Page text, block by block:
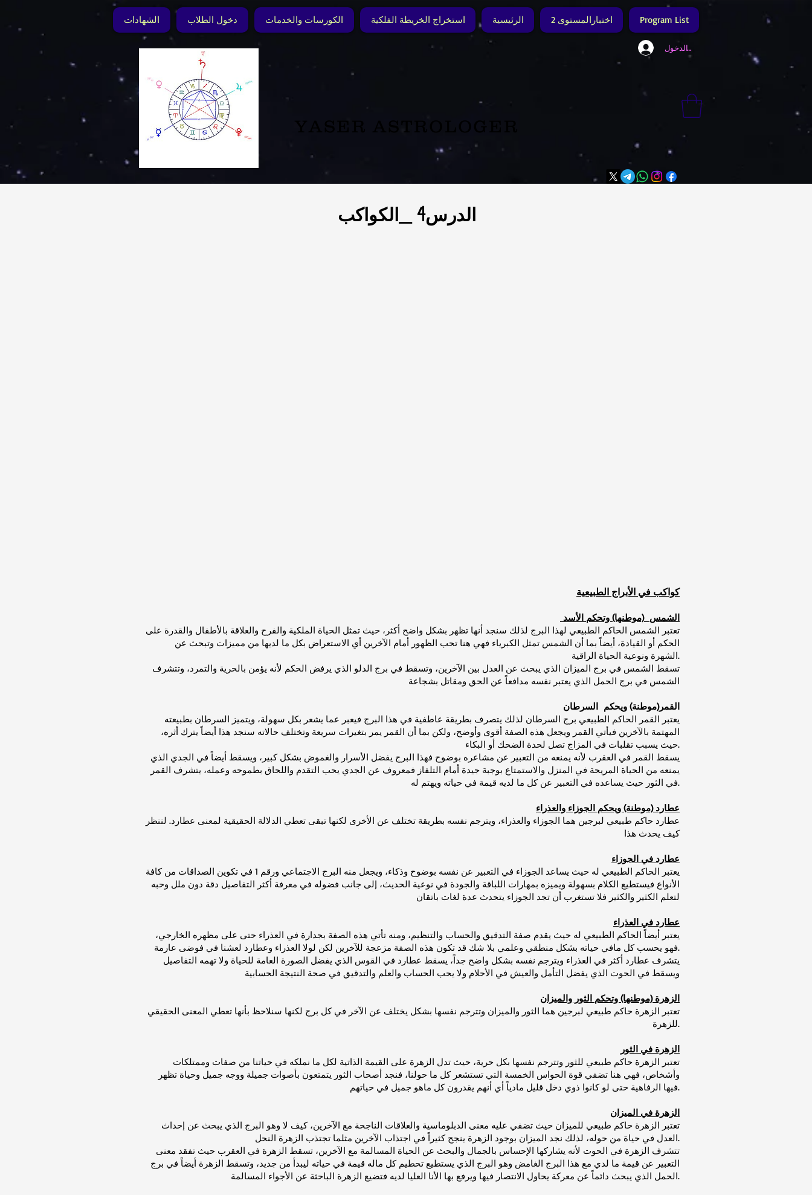
الشهادات دخول الطلاب الكورسات والخدمات استخراج الخريطة الفلكية الرئيسية اختبارالمستوى 2 Program List
YASER ASTROLOGER
تسجيل الدخول
كواكب في الأبراج الطبيعية
الشمس (موطنها) وتحكم الأسد
تعتبر الشمس الحاكم الطبيعي لهذا البرج لذلك سنجد أنها تظهر بشكل واضح أكثر، حيث تمثل الحياة الملكية والفرح والعلاقة بالأطفال والقدرة على
الحكم أو القيادة، أيضاً بما أن الشمس تمثل الكبرياء فهي هنا تحب الظهور أمام الآخرين أي الاستعراض بكل ما لديها من مميزات وتبحث عن
الشهرة ونوعية الحياة الراقية.
تسقط الشمس في برج الميزان الذي يبحث عن العدل بين الآخرين، وتسقط في برج الدلو الذي يرفض الحكم لأنه يؤمن بالحرية والتمرد، وتتشرف
الشمس في برج الحمل الذي يعتبر نفسه مدافعاً عن الحق ومقاتل بشجاعة
القمر(موطنة) ويحكم السرطان
يعتبر القمر الحاكم الطبيعي برج السرطان لذلك يتصرف بطريقة عاطفية في هذا البرج فيعبر عما يشعر بكل سهولة، ويتميز السرطان بطبيعته
المهتمة بالآخرين فيأتي القمر ويجعل هذه الصفة أقوى وأوضح، ولكن بما أن القمر يمر بتغيرات سريعة وتختلف حالاته سنجد هذا أيضاً يترك أثره،
حيث يسبب تقلبات في المزاج تصل لحدة الضحك أو البكاء.
يسقط القمر في العقرب لأنه يمنعه من التعبير عن مشاعره بوضوح فهذا البرج يفضل الأسرار والغموض بشكل كبير، ويسقط أيضاً في الجدي الذي
يمنعه من الحياة المريحة في المنزل والاستمتاع بوجبة جيدة أمام التلفاز فمعروف عن الجدي يحب التقدم واللحاق بطموحه وعمله، يتشرف القمر
في الثور حيث يساعده في التعبير عن كل ما لديه قيمة في حياته ويهتم له.
عطارد (موطنة) ويحكم الجوزاء والعذراء
عطارد حاكم طبيعي لبرجين هما الجوزاء والعذراء، ويترجم نفسه بطريقة تختلف عن الأخرى لكنها تبقى تعطي الدلالة الحقيقية لمعنى عطارد. لننظر
كيف يحدث هذا
عطارد في الجوزاء
يعتبر الحاكم الطبيعي له حيث يساعد الجوزاء في التعبير عن نفسه بوضوح وذكاء، ويجعل منه البرج الاجتماعي ورقم 1 في تكوين الصداقات من كافة
الأنواع فيستطيع الكلام بسهولة ويميزه بمهارات اللباقة والجودة في نوعية الحديث، إلى جانب فضوله في معرفة أكثر التفاصيل دقة دون ملل وحبه
لتعلم الكثير والكثير فلا تستغرب أن تجد الجوزاء يتحدث عدة لغات باتقان
عطارد في العذراء
يعتبر أيضاً الحاكم الطبيعي له حيث يقدم صفة التدقيق والحساب والتنظيم، ومنه تأتي هذه الصفة بجدارة في العذراء حتى على مظهره الخارجي،
فهو يحسب كل مافي حياته بشكل منطقي وعلمي بلا شك قد تكون هذه الصفة مزعجة للآخرين لكن لولا العذراء وعطارد لعشنا في فوضى عارمة.
يتشرف عطارد أكثر في العذراء ويترجم نفسه بشكل واضح جداً، يسقط عطارد في القوس الذي يفضل الصورة العامة للحياة ولا تهمه التفاصيل
ويسقط في الحوت الذي يفضل التأمل والعيش في الأحلام ولا يحب الحساب والعلم والتدقيق في صحة النتيجة الحسابية
الزهرة (موطنها) وتحكم الثور والميزان
تعتبر الزهرة حاكم طبيعي لبرجين هما الثور والميزان وتترجم نفسها بشكل يختلف عن الآخر في كل برج لكنها سنلاحظ بأنها تعطي المعنى الحقيقي
للزهرة.
الزهرة في الثور
تعتبر الزهرة حاكم طبيعي للثور وتترجم نفسها بكل حرية، حيث تدل الزهرة على القيمة الذاتية لكل ما نملكه في حياتنا من صفات وممتلكات
وأشخاص، فهي هنا تضفي قوة الحواس الخمسة التي تستشعر كل ما حولنا، فنجد أصحاب الثور يتمتعون بأصوات جميلة ووجه جميل وحياة تظهر
فيها الرفاهية حتى لو كانوا ذوي دخل قليل مادياً أي أنهم يقدرون كل ماهو جميل في حياتهم.
الزهرة في الميزان
تعتبر الزهرة حاكم طبيعي للميزان حيث تضفي عليه معنى الدبلوماسية والعلاقات الناجحة مع الآخرين، كيف لا وهو البرج الذي يبحث عن إحداث
العدل في حياة من حوله، لذلك نجد الميزان بوجود الزهرة ينجح كثيراً في اجتذاب الآخرين مثلما تجتذب الزهرة النحل.
تتشرف الزهرة في الحوت لأنه يشاركها الإحساس بالجمال والبحث عن الحياة المسالمة مع الآخرين، تسقط الزهرة في العقرب حيث تفقد معنى
التعبير عن قيمة ما لدي مع هذا البرج الغامض وهو البرج الذي يستطيع تحطيم كل ماله قيمة في حياته ليبدأ من جديد، وتسقط الزهرة أيضاً في برج
الحمل الذي يبحث دائماً عن معركة يحاول الانتصار فيها ويرفع بها الأنا العليا لديه فتضيع الزهرة الباحثة عن الأجواء المسالمة.